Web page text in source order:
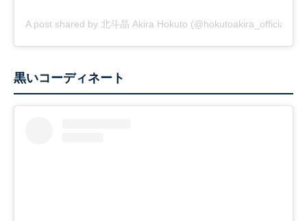
A post shared by 北斗晶 Akira Hokuto (@hokutoakira_official)
黒いコーディネート